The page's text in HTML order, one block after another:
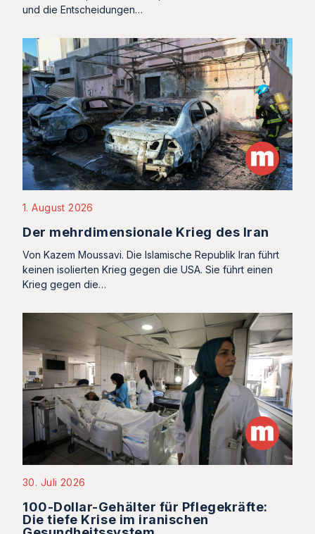
und die Entscheidungen…
1. August 2026
Der mehrdimensionale Krieg des Iran
Von Kazem Moussavi. Die Islamische Republik Iran führt
keinen isolierten Krieg gegen die USA. Sie führt einen
Krieg gegen die…
30. Juli 2026
100-Dollar-Gehälter für Pflegekräfte:
Die tiefe Krise im iranischen